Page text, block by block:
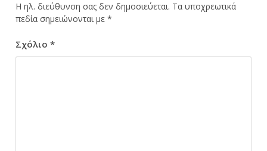
Η ηλ. διεύθυνση σας δεν δημοσιεύεται. Τα υποχρεωτικά
πεδία σημειώνονται με *
Σχόλιο *